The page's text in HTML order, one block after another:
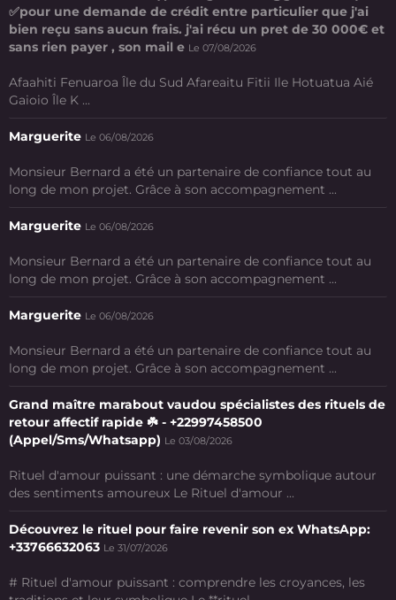
✅pour une demande de crédit entre particulier que j'ai
bien reçu sans aucun frais. j'ai récu un pret de 30 000€ et
sans rien payer , son mail e Le 07/08/2026
Afaahiti Fenuaroa Île du Sud Afareaitu Fitii Ile Hotuatua Aié
Gaioio Île K ...
Marguerite Le 06/08/2026
Monsieur Bernard a été un partenaire de confiance tout au
long de mon projet. Grâce à son accompagnement ...
Marguerite Le 06/08/2026
Monsieur Bernard a été un partenaire de confiance tout au
long de mon projet. Grâce à son accompagnement ...
Marguerite Le 06/08/2026
Monsieur Bernard a été un partenaire de confiance tout au
long de mon projet. Grâce à son accompagnement ...
Grand maître marabout vaudou spécialistes des rituels de
retour affectif rapide ☘️ - +22997458500
(Appel/Sms/Whatsapp) Le 03/08/2026
Rituel d'amour puissant : une démarche symbolique autour
des sentiments amoureux Le Rituel d'amour ...
Découvrez le rituel pour faire revenir son ex WhatsApp:
+33766632063 Le 31/07/2026
# Rituel d'amour puissant : comprendre les croyances, les